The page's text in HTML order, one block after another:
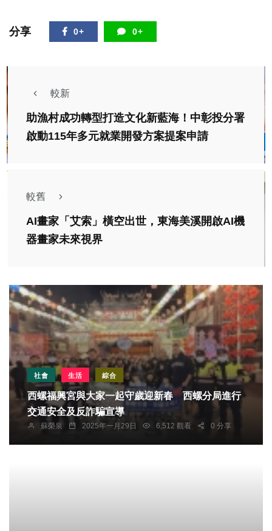
分享 0+ 0+
較新
助漁村成功轉型打造文化新藍海！中彰投分署
啟動115年多元就業開發方案提案申請
較舊
AI畫家「艾索」橫空出世，東海美溪開啟AI機
器畫家未來視界
社會 生活 綜合
西螺福興宮與大家一起守歲迎新春 西螺分局進行
交通安全及反詐騙宣導
蘇榮泉 2025年一月29日 6,512 觀看 0 分享